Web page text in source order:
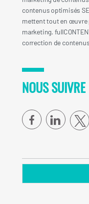
contenus optimisés
mettent tout en œuvre
marketing.
correction de
NOUS SUIVRE
facebooklinkedin